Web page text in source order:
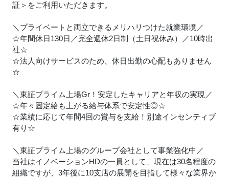
証＞をご利用いただきます。
＼プライベートと両立できるメリハリつけた就業環境／
☆年間休日130日／完全週休2日制（土日祝休み）／10時出
社☆
☆法人向けサービスのため、休日出勤の心配もありません
☆
＼東証プライム上場Gr！安定したキャリアと年収の実現／
☆年々固定給も上がる給与体系で安定性◎☆
☆業績に応じて年間4回の賞与を支給！別途インセンティブ
有り☆
＼東証プライム上場のグループ会社として事業強化中／
当社はイノベーションHDの一員として、現在は30名程度の
組織ですが、3年後に10支店の展開を目指して様々な業界か